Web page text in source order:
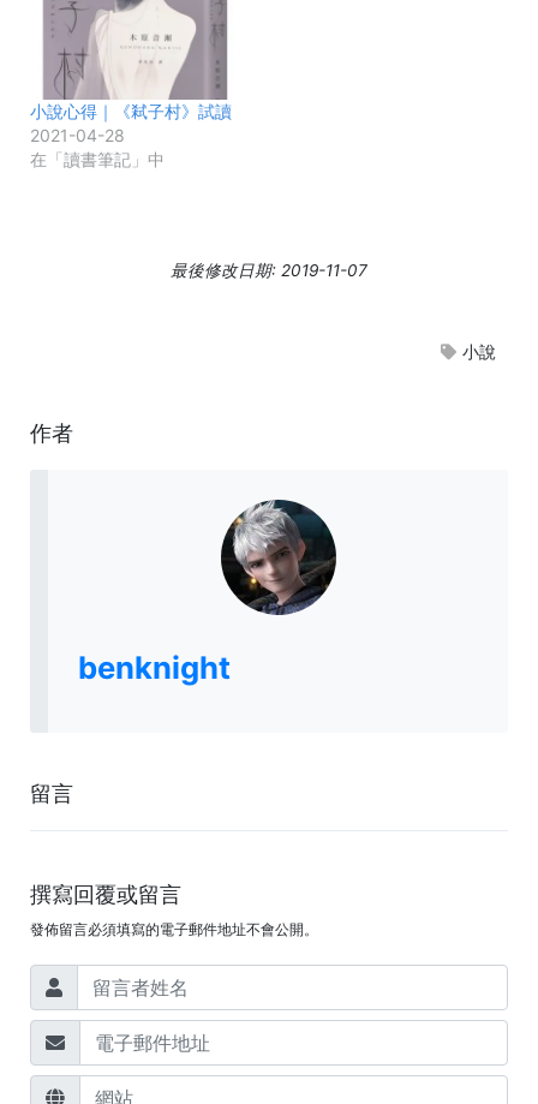
小說心得｜《弒子村》試讀
2021-04-28
在「讀書筆記」中
最後修改日期: 2019-11-07
小說
作者
benknight
留言
撰寫回覆或留言
發佈留言必須填寫的電子郵件地址不會公開。